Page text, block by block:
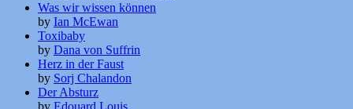
Was wir wissen können
by Ian McEwan
Toxibaby
by Dana von Suffrin
Herz in der Faust
by Sorj Chalandon
Der Absturz